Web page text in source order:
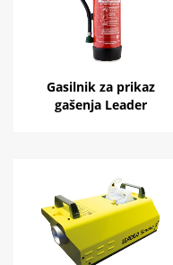
Gasilnik za prikaz
gašenja Leader